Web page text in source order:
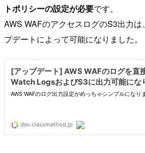
トポリシーの設定が必要です。
AWS WAFのアクセスログのS3出力
プデートによって可能になりました。